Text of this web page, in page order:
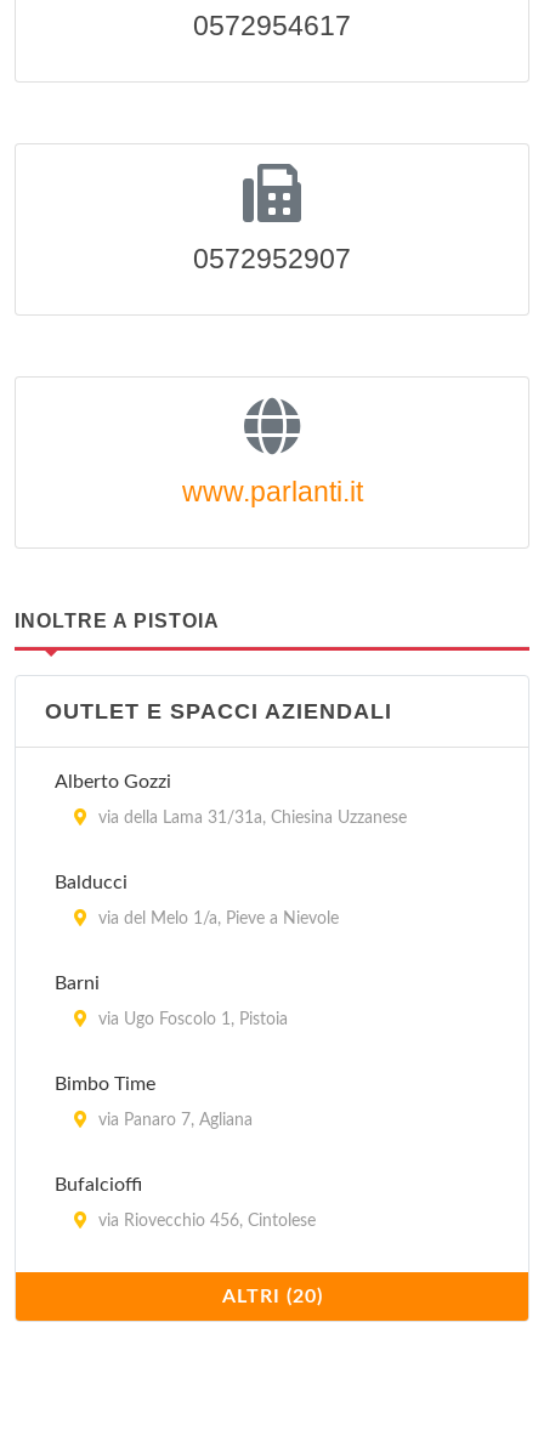
0572954617
0572952907
www.parlanti.it
INOLTRE A PISTOIA
OUTLET E SPACCI AZIENDALI
Alberto Gozzi
via della Lama 31/31a, Chiesina Uzzanese
Balducci
via del Melo 1/a, Pieve a Nievole
Barni
via Ugo Foscolo 1, Pistoia
Bimbo Time
via Panaro 7, Agliana
Bufalcioffi
via Riovecchio 456, Cintolese
via Francesca 201, Monsummano Terme
ALTRI (20)